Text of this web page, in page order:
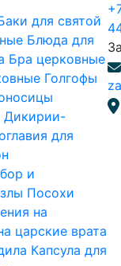
для святой
Блюда для
Бра церковные
Голгофы
Дикирии-
для
и
Посохи
на
царские врата
Капсула для